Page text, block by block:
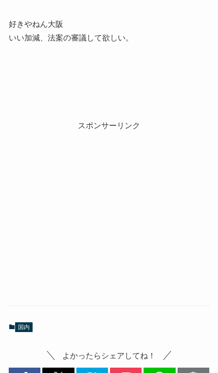
好きやねん大阪
いい加減、法案の審議して欲しい。
スポンサーリンク
国内
よかったらシェアしてね！